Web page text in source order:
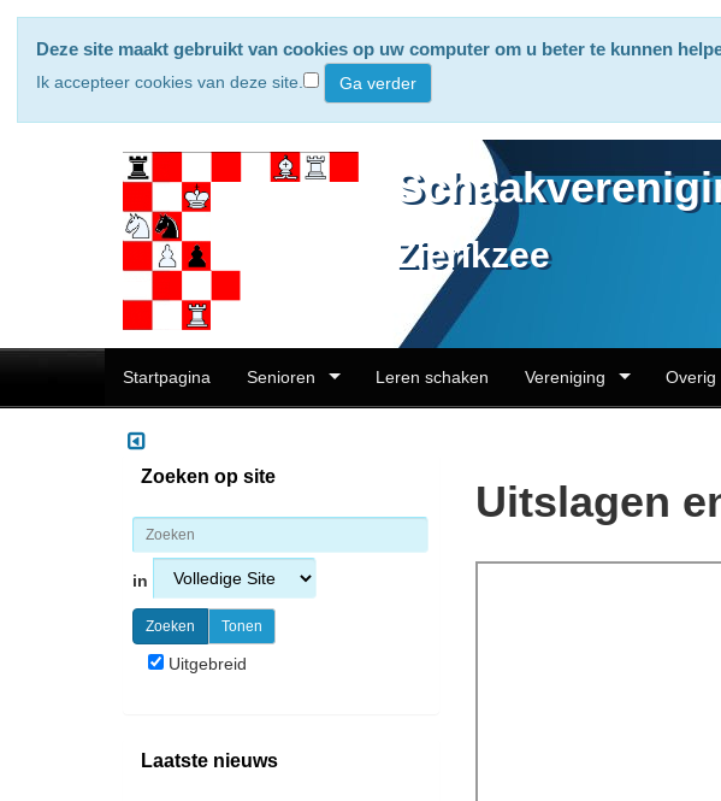
Deze site maakt gebruikt van cookies op uw computer om u beter te kunnen
Ik accepteer cookies van deze site.
Zierikzee
Startpagina Senioren Leren schaken Vereniging Overig
Uitslagen
Zoeken op site
in
Uitgebreid
Laatste nieuws